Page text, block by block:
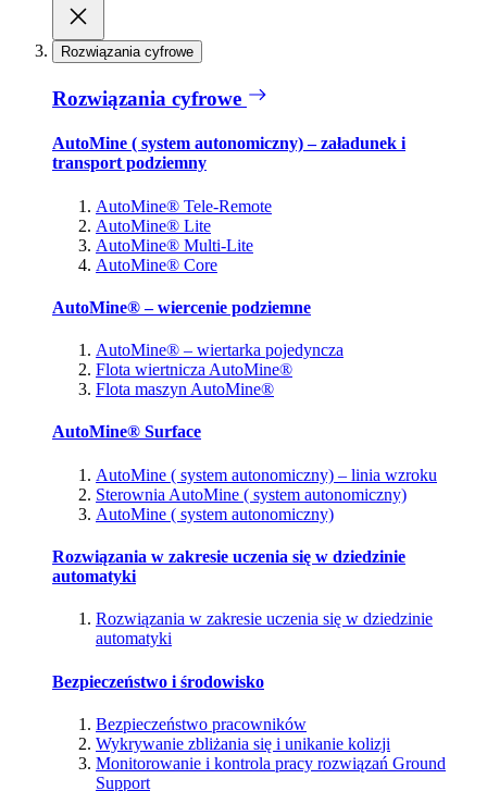
Rozwiązania cyfrowe
Rozwiązania cyfrowe
AutoMine ( system autonomiczny) – załadunek i
transport podziemny
AutoMine® Tele-Remote
AutoMine® Lite
AutoMine® Multi-Lite
AutoMine® Core
AutoMine® – wiercenie podziemne
AutoMine® – wiertarka pojedyncza
Flota wiertnicza AutoMine®
Flota maszyn AutoMine®
AutoMine® Surface
AutoMine ( system autonomiczny) – linia wzroku
Sterownia AutoMine ( system autonomiczny)
AutoMine ( system autonomiczny)
Rozwiązania w zakresie uczenia się w dziedzinie
automatyki
Rozwiązania w zakresie uczenia się w dziedzinie
automatyki
Bezpieczeństwo i środowisko
Bezpieczeństwo pracowników
Wykrywanie zbliżania się i unikanie kolizji
Monitorowanie i kontrola pracy rozwiązań Ground
Support